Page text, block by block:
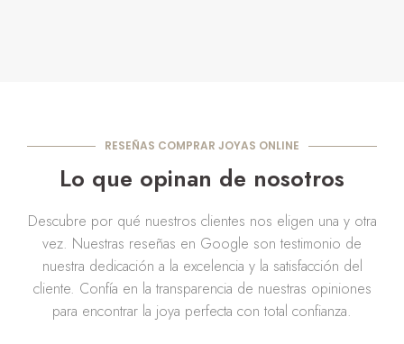
RESEÑAS COMPRAR JOYAS ONLINE
Lo que opinan de nosotros
Descubre por qué nuestros clientes nos eligen una y otra
vez. Nuestras reseñas en Google son testimonio de
nuestra dedicación a la excelencia y la satisfacción del
cliente. Confía en la transparencia de nuestras opiniones
para encontrar la joya perfecta con total confianza.